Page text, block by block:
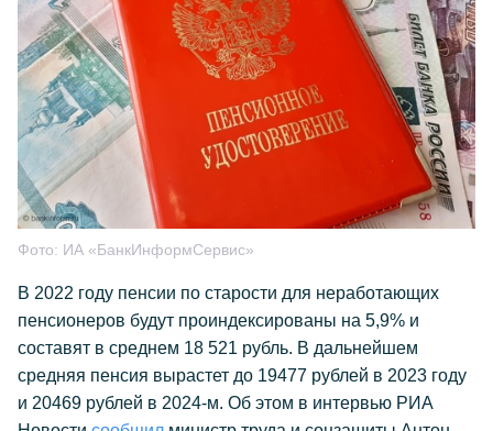
Фото: ИА «БанкИнформСервис»
В 2022 году пенсии по старости для неработающих
пенсионеров будут проиндексированы на 5,9% и
составят в среднем 18 521 рубль. В дальнейшем
средняя пенсия вырастет до 19477 рублей в 2023 году
и 20469 рублей в 2024-м. Об этом в интервью РИА